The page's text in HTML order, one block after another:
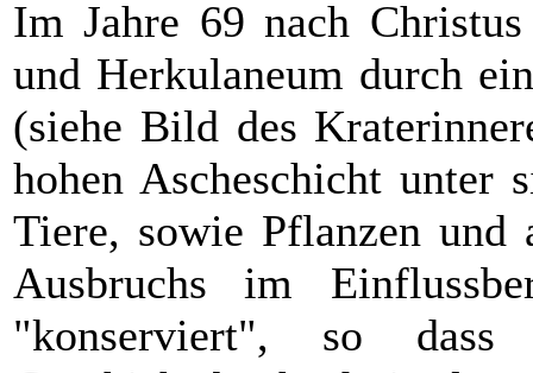
Im Jahre 69 nach
und Herkulaneum durch
(siehe Bild des
hohen Ascheschicht unter
Tiere, sowie Pflanzen und
Ausbruchs im
"konserviert", so